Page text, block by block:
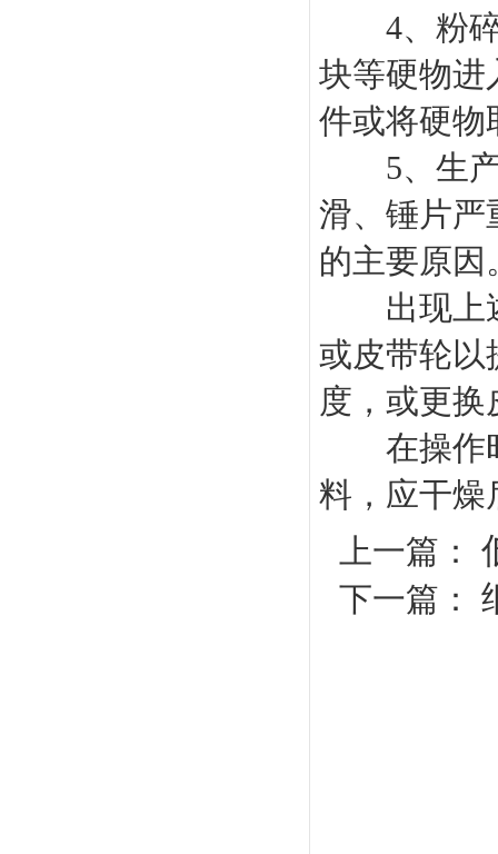
4、粉碎
块等硬物进
件或将硬物
5、生产
滑、锤片严
的主要原因
出现上述
或皮带轮以
度，或更
在操作时
料，应干燥
上一篇：
下一篇：